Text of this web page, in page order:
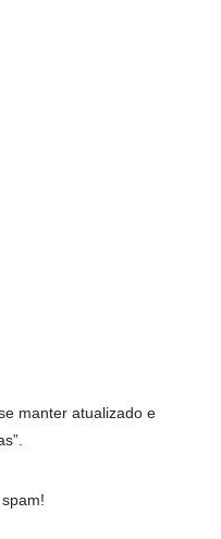
manter atualizado e